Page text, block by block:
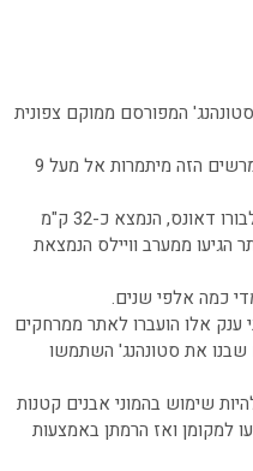
שנים. אתר סטונהנג' המפורסם ממוקם צפונית
האבנים הגבוהות ביותר במבנה המוזר והמרשים הזה מיתמרות אל מעל 9
האבנים הענקיות הגיעו לאתר מאזור מרלבורו דאונס, הנמצא כ-32 ק"מ
הגיעו ממערב וויילס הנמצאת
כמה אלפי שנים.
ענק אלו הועברו לאתר ממרחקים
שבנו את סטונהנג' השתמשו
שימוש בהמוני אבנים קטנות
למקומן ואז הרמתן באמצעות